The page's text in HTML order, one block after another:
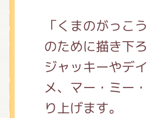
「くまのがっこ
のために描き下
ジャッキーやデ
メ、マー・ミー
り上げます。